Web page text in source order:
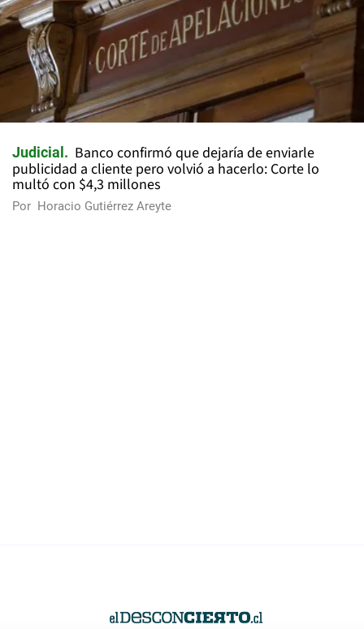
Judicial
Banco confirmó que dejaría de enviarle
publicidad a cliente pero volvió a hacerlo: Corte lo
multó con $4,3 millones
Por Horacio Gutiérrez Areyte